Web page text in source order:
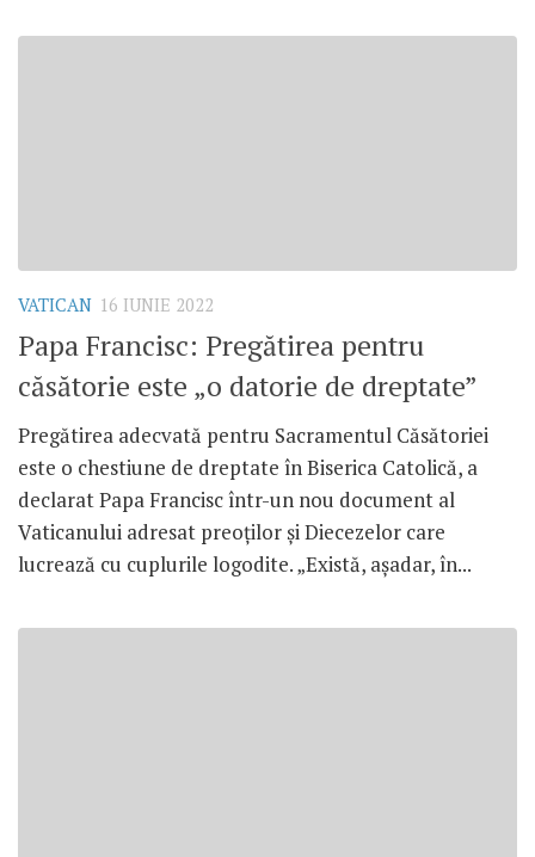
VATICAN 16 IUNIE 2022
Papa Francisc: Pregătirea pentru
căsătorie este „o datorie de dreptate”
Pregătirea adecvată pentru Sacramentul Căsătoriei
este o chestiune de dreptate în Biserica Catolică, a
declarat Papa Francisc într-un nou document al
Vaticanului adresat preoților și Diecezelor care
lucrează cu cuplurile logodite. „Există, așadar, în...